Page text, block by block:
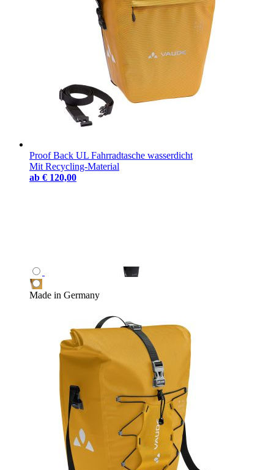
Proof Back UL Fahrradtasche wasserdicht
Mit Recycling-Material
ab € 120,00
Made in Germany